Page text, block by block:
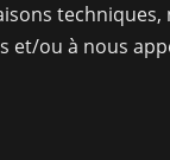
et/ou à nous